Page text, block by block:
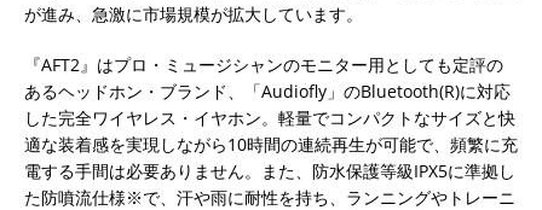
が進み、急激に市場規模が拡大しています。
『AFT2』はプロ・ミュージシャンのモニター用としても定評の
あるヘッドホン・ブランド、「Audiofly」のBluetooth(R)に対応
した完全ワイヤレス・イヤホン。軽量でコンパクトなサイズと快
適な装着感を実現しながら10時間の連続再生が可能で、頻繁に充
電する手間は必要ありません。また、防水保護等級IPX5に準拠し
た防噴流仕様※で、汗や雨に耐性を持ち、ランニングやトレーニ